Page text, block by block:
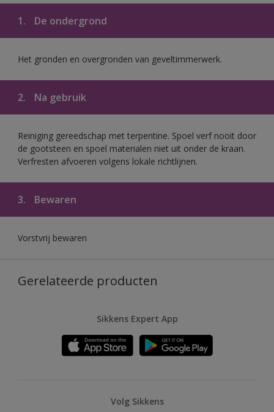
1. De ondergrond
Het gronden en overgronden van geveltimmerwerk.
2. Na gebruik
Reiniging gereedschap met terpentine. Spoel verf nooit door
de gootsteen en spoel materialen niet uit onder de kraan.
Verfresten afvoeren volgens lokale richtlijnen.
3. Bewaren
Vorstvrij bewaren
Gerelateerde producten
Sikkens Expert App
Volg Sikkens